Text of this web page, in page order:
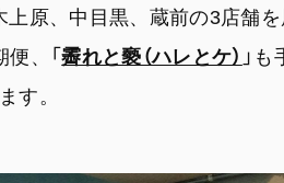
上原、中目黒、蔵前の3店舗
、「霽れと褻（ハレとケ） 」
す。